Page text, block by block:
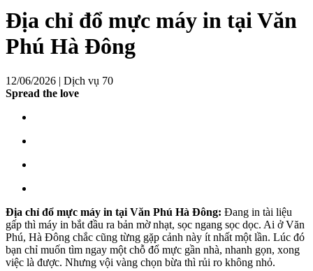
Địa chỉ đổ mực máy in tại Văn
Phú Hà Đông
12/06/2026 | Dịch vụ 70
Spread the love
Địa chỉ đổ mực máy in tại Văn Phú Hà Đông: Đang in tài liệu
gấp thì máy in bắt đầu ra bản mờ nhạt, sọc ngang sọc dọc. Ai ở Văn
Phú, Hà Đông chắc cũng từng gặp cảnh này ít nhất một lần. Lúc đó
bạn chỉ muốn tìm ngay một chỗ đổ mực gần nhà, nhanh gọn, xong
việc là được. Nhưng vội vàng chọn bừa thì rủi ro không nhỏ.